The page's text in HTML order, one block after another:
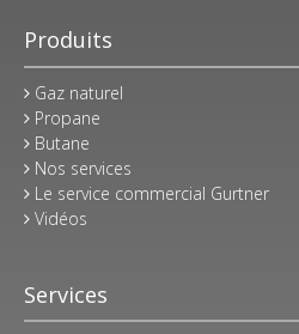
Produits
Gaz naturel
Propane
Butane
Nos services
Le service commercial Gurtner
Vidéos
Services